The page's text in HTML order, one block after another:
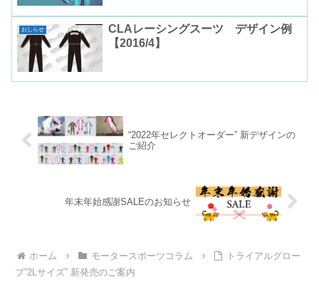
おしらせ
CLAレーシングスーツ デザイン例
【2016/4】
“2022年セレクトオーダー” 新デザインの
ご紹介
年末年始感謝SALEのお知らせ
ホーム モータースポーツコラム
トライアルグロー
ブ”2Lサイズ” 新発売のご案内